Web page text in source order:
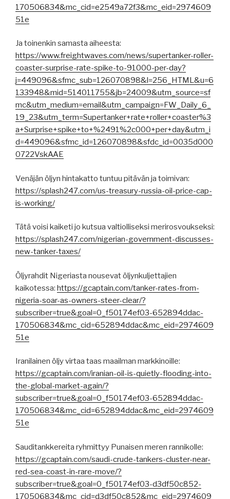
170506834&mc_cid=e2549a72f3&mc_eid=2974609
51e
Ja toinenkin samasta aiheesta:
https://www.freightwaves.com/news/supertanker-roller-
coaster-surprise-rate-spike-to-91000-per-day?
j=449096&sfmc_sub=126070898&l=256_HTML&u=6
133948&mid=514011755&jb=24009&utm_source=sf
mc&utm_medium=email&utm_campaign=FW_Daily_6_
19_23&utm_term=Supertanker+rate+roller+coaster%3
a+Surprise+spike+to+%2491%2c000+per+day&utm_i
d=449096&sfmc_id=126070898&sfdc_id=0035d000
0722VskAAE
Venäjän öljyn hintakatto tuntuu pitävän ja toimivan:
https://splash247.com/us-treasury-russia-oil-price-cap-
is-working/
Tätä voisi kaiketi jo kutsua valtiolliseksi merirosvoukseksi:
https://splash247.com/nigerian-government-discusses-
new-tanker-taxes/
Öljyrahdit Nigeriasta nousevat öljynkuljettajien
kaikotessa: https://gcaptain.com/tanker-rates-from-
nigeria-soar-as-owners-steer-clear/?
subscriber=true&goal=0_f50174ef03-652894ddac-
170506834&mc_cid=652894ddac&mc_eid=2974609
51e
Iranilainen öljy virtaa taas maailman markkinoille:
https://gcaptain.com/iranian-oil-is-quietly-flooding-into-
the-global-market-again/?
subscriber=true&goal=0_f50174ef03-652894ddac-
170506834&mc_cid=652894ddac&mc_eid=2974609
51e
Sauditankkereita ryhmittyy Punaisen meren rannikolle:
https://gcaptain.com/saudi-crude-tankers-cluster-near-
red-sea-coast-in-rare-move/?
subscriber=true&goal=0_f50174ef03-d3df50c852-
170506834&mc_cid=d3df50c852&mc_eid=2974609